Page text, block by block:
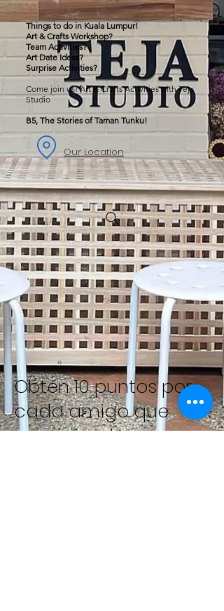
Things to do in Kuala Lumpur!
Art & Crafts Workshop?
Team Activities?
Art Date Ideas?
Surprise Activities?
Come join us! Art & Crafts Activities with Teja
Studio
B5, The Stories of Taman Tunku!
Our Location
Obtén 10 puntos por
cada amigo que
recomiendes